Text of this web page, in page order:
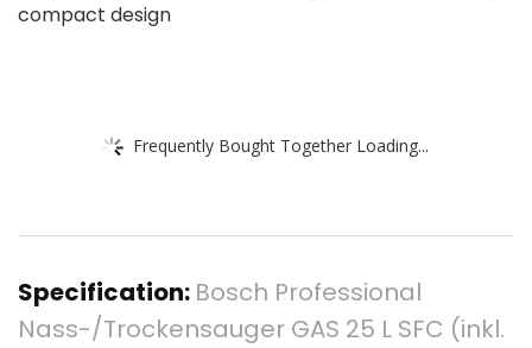
compact design
Frequently Bought Together Loading...
Specification: Bosch Professional
Nass-/Trockensauger GAS 25 L SFC (inkl.